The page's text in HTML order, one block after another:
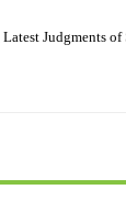
Judgments